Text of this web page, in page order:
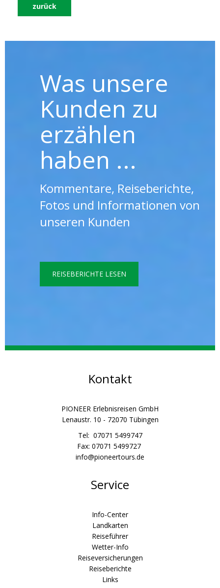
zurück
Was unsere
Kunden zu
erzählen
haben ...
Kommentare, Reiseberichte,
Fotos und Informationen von
unseren Kunden
REISEBERICHTE LESEN
Kontakt
PIONEER Erlebnisreisen GmbH
Lenaustr. 10 - 72070 Tübingen
Tel: 07071 5499747
Fax: 07071 5499727
info@pioneertours.de
Service
Info-Center
Landkarten
Reiseführer
Wetter-Info
Reiseversicherungen
Reiseberichte
Links